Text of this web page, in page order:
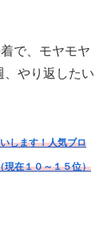
で、モヤモヤ
、やり返したい
します！人気ブロ
現在１０～１５位）